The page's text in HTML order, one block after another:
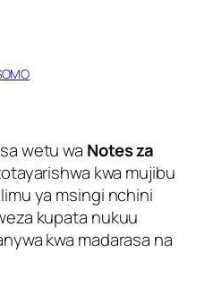
wetu wa Notes za
kwa mujibu
ya msingi nchini
kupata nukuu
kwa madarasa na